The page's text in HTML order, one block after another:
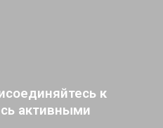
к
активными